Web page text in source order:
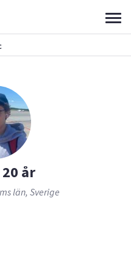
år
län, Sverige